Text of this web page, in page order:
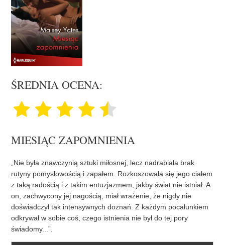
ŚREDNIA OCENA:
MIESIĄC ZAPOMNIENIA
„Nie była znawczynią sztuki miłosnej, lecz nadrabiała brak
rutyny pomysłowością i zapałem. Rozkoszowała się jego ciałem
z taką radością i z takim entuzjazmem, jakby świat nie istniał. A
on, zachwycony jej nagością, miał wrażenie, że nigdy nie
doświadczył tak intensywnych doznań. Z każdym pocałunkiem
odkrywał w sobie coś, czego istnienia nie był do tej pory
świadomy...”.